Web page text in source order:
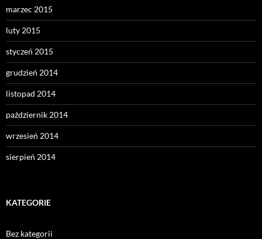
marzec 2015
luty 2015
styczeń 2015
grudzień 2014
listopad 2014
październik 2014
wrzesień 2014
sierpień 2014
KATEGORIE
Bez kategorii